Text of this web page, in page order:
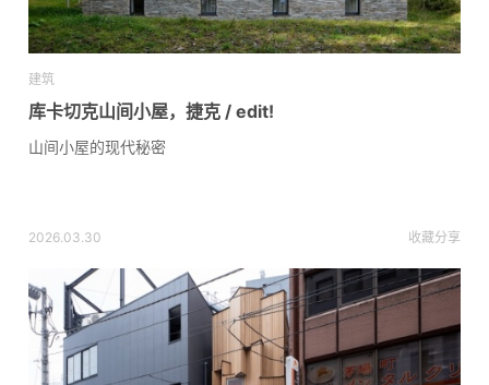
建筑
库卡切克山间小屋，捷克 / edit!
山间小屋的现代秘密
2026.03.30 收藏分享